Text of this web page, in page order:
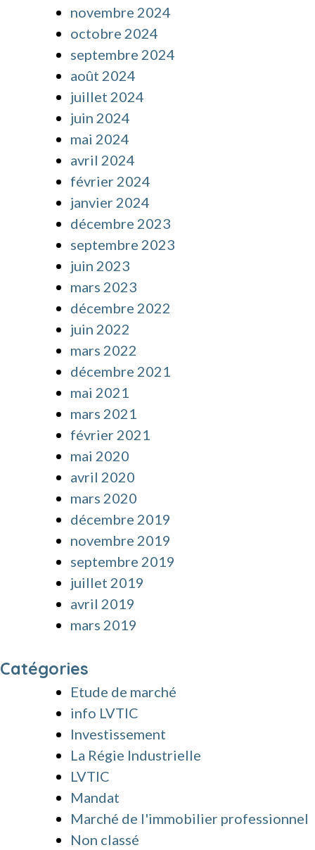
novembre 2024
octobre 2024
septembre 2024
août 2024
juillet 2024
juin 2024
mai 2024
avril 2024
février 2024
janvier 2024
décembre 2023
septembre 2023
juin 2023
mars 2023
décembre 2022
juin 2022
mars 2022
décembre 2021
mai 2021
mars 2021
février 2021
mai 2020
avril 2020
mars 2020
décembre 2019
novembre 2019
septembre 2019
juillet 2019
avril 2019
mars 2019
Catégories
Etude de marché
info LVTIC
Investissement
La Régie Industrielle
LVTIC
Mandat
Marché de l'immobilier professionnel
Non classé